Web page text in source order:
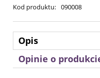
Kod produktu: 090008
Opis
Opinie o